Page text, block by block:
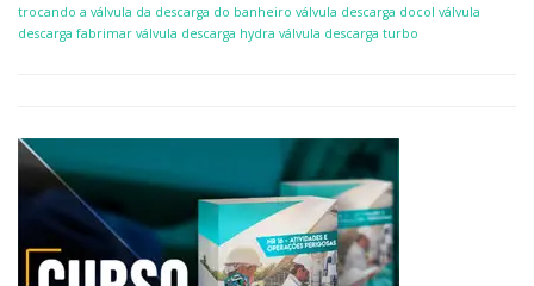
trocando a válvula da descarga do banheiro válvula descarga docol válvula
descarga fabrimar válvula descarga hydra válvula descarga turbo